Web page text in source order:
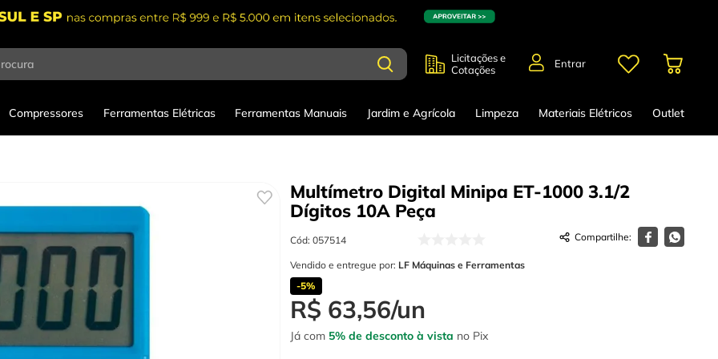
Licitações e
Cotações
Entrar
Compressores Ferramentas Elétricas Ferramentas Manuais Jardim e Agrícola Limpeza Materiais Elétricos Outlet
Multímetro Digital Minipa ET-1000 3.1/2
Dígitos 10A Peça
Cód: 057514
Vendido e entregue por: LF Máquinas e Ferramentas
-5%
R$ 63,56/un
Já com 5% de desconto à vista no Pix